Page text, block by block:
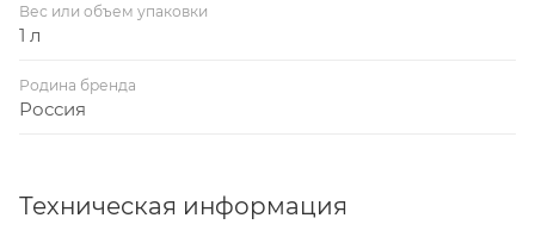
Вес или объем упаковки
1 л
Родина бренда
Россия
Техническая информация